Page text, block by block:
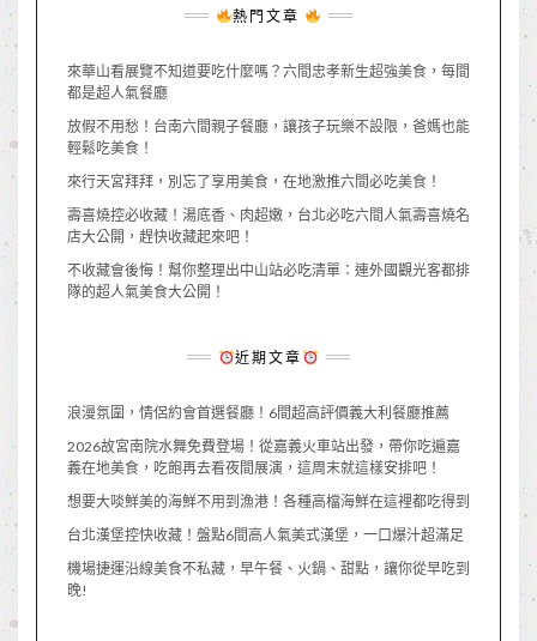
熱門文章
來華山看展覽不知道要吃什麼嗎？六間忠孝新生超強美食，每間
都是超人氣餐廳
放假不用愁！台南六間親子餐廳，讓孩子玩樂不設限，爸媽也能
輕鬆吃美食！
來行天宮拜拜，別忘了享用美食，在地激推六間必吃美食！
壽喜燒控必收藏！湯底香、肉超嫩，台北必吃六間人氣壽喜燒名
店大公開，趕快收藏起來吧！
不收藏會後悔！幫你整理出中山站必吃清單：連外國觀光客都排
隊的超人氣美食大公開！
近期文章
浪漫氛圍，情侶約會首選餐廳！6間超高評價義大利餐廳推薦
2026故宮南院水舞免費登場！從嘉義火車站出發，帶你吃遍嘉
義在地美食，吃飽再去看夜間展演，這周末就這樣安排吧！
想要大啖鮮美的海鮮不用到漁港！各種高檔海鮮在這裡都吃得到
台北漢堡控快收藏！盤點6間高人氣美式漢堡，一口爆汁超滿足
機場捷運沿線美食不私藏，早午餐、火鍋、甜點，讓你從早吃到
晚!